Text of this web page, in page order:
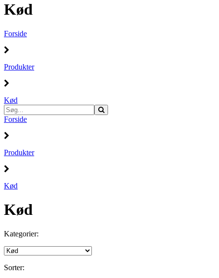
Kød
Forside
Produkter
Kød
Forside
Produkter
Kød
Kød
Kategorier:
Sorter: